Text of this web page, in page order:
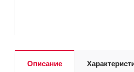
Описание